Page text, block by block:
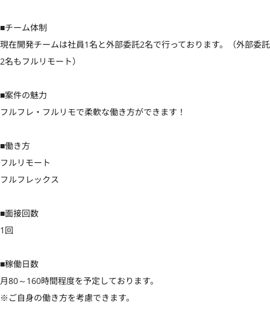
■チーム体制
現在開発チームは社員1名と外部委託2名で行っております。（外部委託
2名もフルリモート）
■案件の魅力
フルフレ・フルリモで柔軟な働き方ができます！
■働き方
フルリモート
フルフレックス
■面接回数
1回
■稼働日数
月80～160時間程度を予定しております。
※ご自身の働き方を考慮できます。